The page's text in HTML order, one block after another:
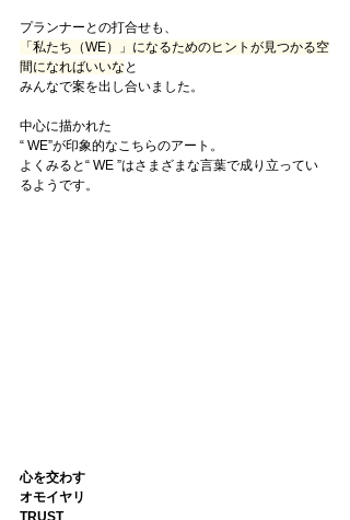
プランナーとの打合せも、
「私たち（WE）」になるためのヒントが見つかる空
間になればいいな と
みんなで案を出し合いました。
中心に描かれた
“ WE”が印象的なこちらのアート。
よくみると“ WE ”はさまざまな言葉で成り立ってい
るようです。
心を交わす
オモイヤリ
TRUST